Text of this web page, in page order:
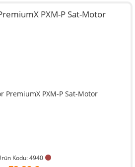
PXM-P Sat-Motor
Kodu: 4940